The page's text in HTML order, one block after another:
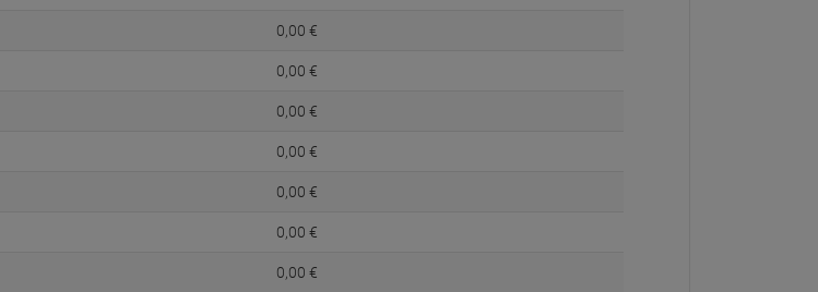
0, 00 €
0, 00 €
0, 00 €
0, 00 €
0, 00 €
0, 00 €
0, 00 €